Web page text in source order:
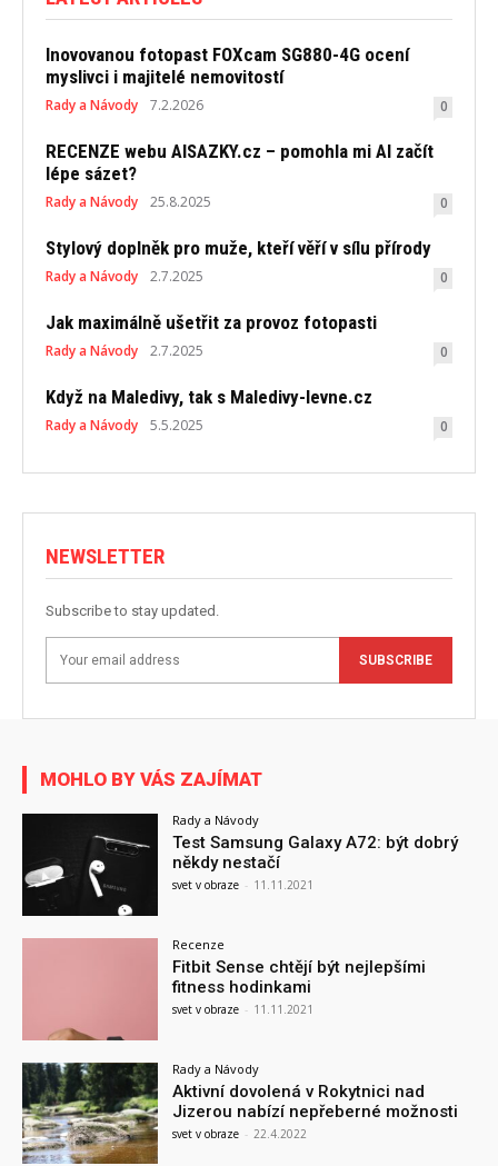
Inovovanou fotopast FOXcam SG880-4G ocení
myslivci i majitelé nemovitostí
Rady a Návody 7.2.2026 0
RECENZE webu AISAZKY.cz – pomohla mi AI začít
lépe sázet?
Rady a Návody 25.8.2025 0
Stylový doplněk pro muže, kteří věří v sílu přírody
Rady a Návody 2.7.2025 0
Jak maximálně ušetřit za provoz fotopasti
Rady a Návody 2.7.2025 0
Když na Maledivy, tak s Maledivy-levne.cz
Rady a Návody 5.5.2025 0
NEWSLETTER
Subscribe to stay updated.
SUBSCRIBE
MOHLO BY VÁS ZAJÍMAT
Rady a Návody
Test Samsung Galaxy A72: být dobrý
někdy nestačí
svet v obraze - 11.11.2021
Recenze
Fitbit Sense chtějí být nejlepšími
fitness hodinkami
svet v obraze - 11.11.2021
Rady a Návody
Aktivní dovolená v Rokytnici nad
Jizerou nabízí nepřeberné možnosti
svet v obraze - 22.4.2022